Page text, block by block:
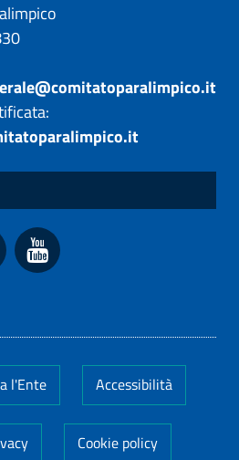
l'Ente Accessibilità
Cookie policy